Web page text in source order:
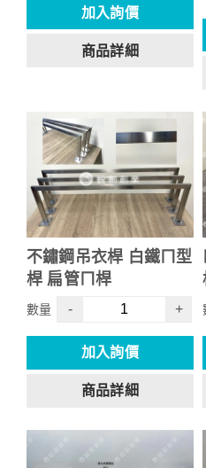
加入詢價
商品詳細
不鏽鋼吊衣桿 白鐵ㄇ型
桿 扁管ㄇ桿
數量 - +
加入詢價
商品詳細